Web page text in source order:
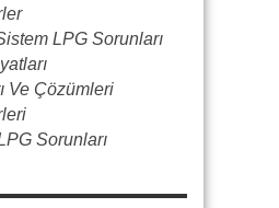
LPG Sorunları
Ve Çözümleri
Sorunları